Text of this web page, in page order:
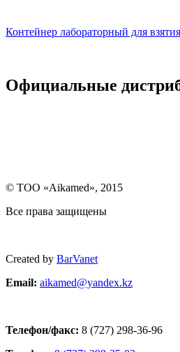
Контейнер лабораторный для
Официальные
© ТОО «Aikamed», 2015
Все права защищены
Created by BarVanet
Email: aikamed@yandex.kz
Телефон/факс: 8 (727) 298-36-96